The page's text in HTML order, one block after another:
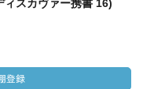
ィスカヴァー携書 16)